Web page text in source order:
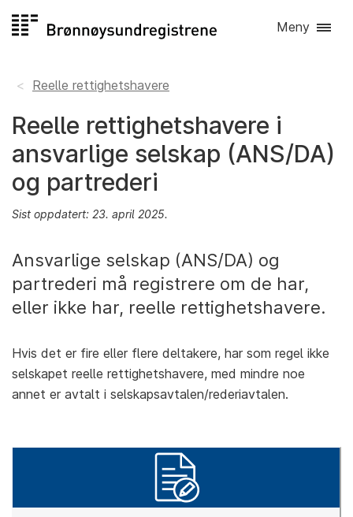
til
Meny
Reelle rettighetshavere
Reelle rettighetshavere i
ansvarlige selskap (ANS/DA)
og partrederi
Sist oppdatert: 23. april 2025.
Ansvarlige selskap (ANS/DA) og
partrederi må registrere om de har,
eller ikke har, reelle rettighetshavere.
Hvis det er fire eller flere deltakere, har som regel ikke
selskapet reelle rettighetshavere, med mindre noe
annet er avtalt i selskapsavtalen/rederiavtalen.